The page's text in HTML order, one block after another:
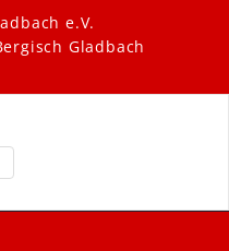
e.V.
Gladbach
Real Stars –
NAVIGATION